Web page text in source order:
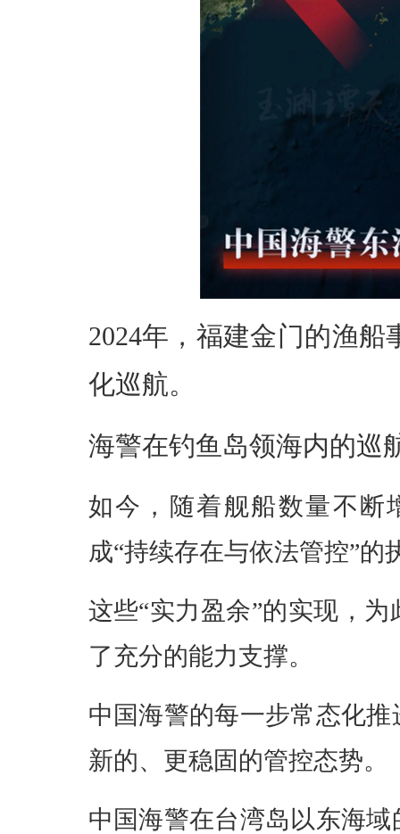
2024年，福建金门的渔
化巡航。
海警在钓鱼岛领海内的巡
如今，随着舰船数量不断
成“持续存在与依法管控”的
这些“实力盈余”的实现，
了充分的能力支撑。
中国海警的每一步常态化
新的、更稳固的管控态势。
中国海警在台湾岛以东海